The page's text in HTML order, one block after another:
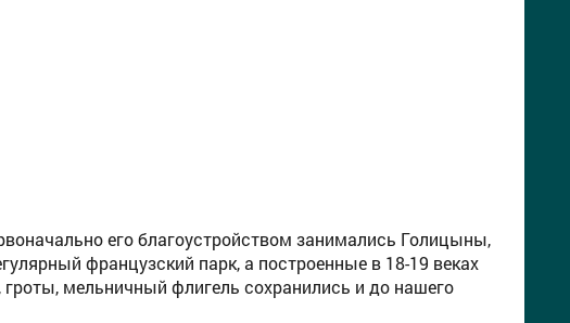
его благоустройством занимались Голицыны,
французский парк, а построенные в 18-19 веках
мельничный флигель сохранились и до нашего